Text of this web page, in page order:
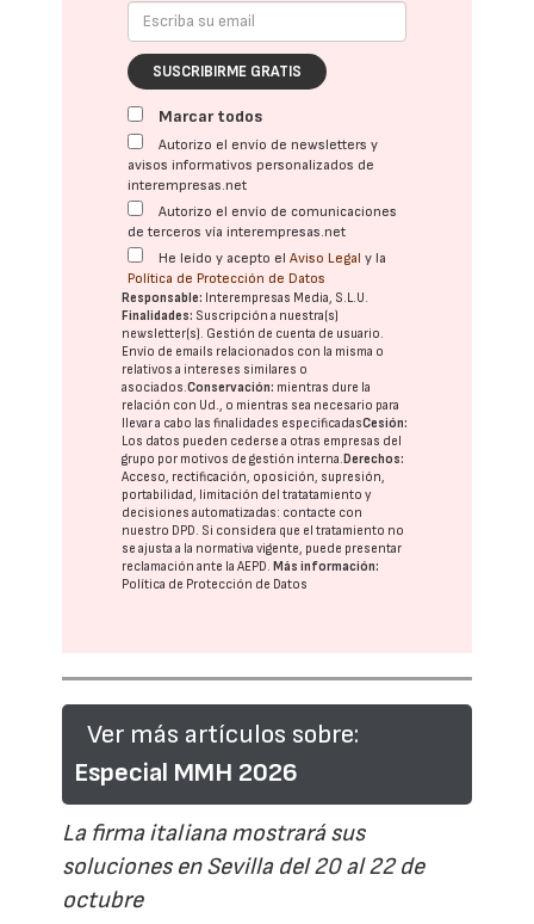
SUSCRIBIRME GRATIS
Marcar todos
Autorizo el envío de newsletters y
avisos informativos personalizados de
interempresas.net
Autorizo el envío de comunicaciones
de terceros vía interempresas.net
He leído y acepto elAviso Legal y la
Política de Protección de Datos
Responsable: Interempresas Media, S.L.U.
Finalidades: Suscripción a nuestra(s)
newsletter(s). Gestión de cuenta de usuario.
Envío de emails relacionados con la misma o
relativos a intereses similares o
asociados.Conservación: mientras dure la
relación con Ud., o mientras sea necesario para
llevar a cabo las finalidades especificadasCesión:
Los datos pueden cederse a otras empresas del
grupo por motivos de gestión interna.Derechos:
Acceso, rectificación, oposición, supresión,
portabilidad, limitación del tratatamiento y
decisiones automatizadas: contacte con
nuestro DPD. Si considera que el tratamiento no
se ajusta a la normativa vigente, puede presentar
reclamación ante laAEPD.Más información:
Política de Protección de Datos
Ver más artículos sobre:
Especial MMH 2026
La firma italiana mostrará sus
soluciones en Sevilla del 20 al 22 de
octubre